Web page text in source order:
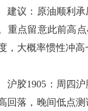
议：原油顺利承压
重点留意此前高
，大概率惯性冲高
胶1905：周四沪
回落，晚间低点测